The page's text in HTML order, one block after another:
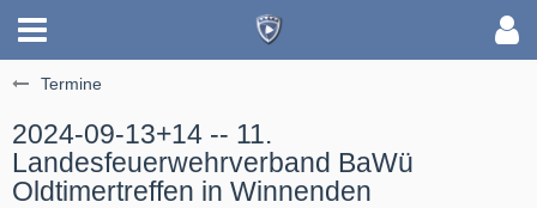
Termine
2024-09-13+14 -- 11.
Landesfeuerwehrverband BaWü
Oldtimertreffen in Winnenden